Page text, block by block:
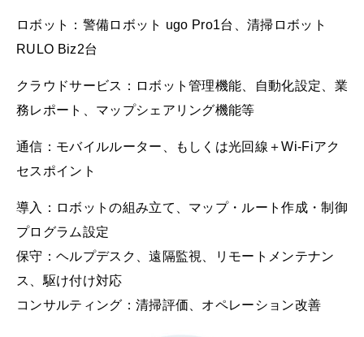
ロボット：警備ロボット ugo Pro1台、清掃ロボット
RULO Biz2台
クラウドサービス：ロボット管理機能、自動化設定、業
務レポート、マップシェアリング機能等
通信：モバイルルーター、もしくは光回線＋Wi-Fiアク
セスポイント
導入：ロボットの組み立て、マップ・ルート作成・制御
プログラム設定
保守：ヘルプデスク、遠隔監視、リモートメンテナン
ス、駆け付け対応
コンサルティング：清掃評価、オペレーション改善